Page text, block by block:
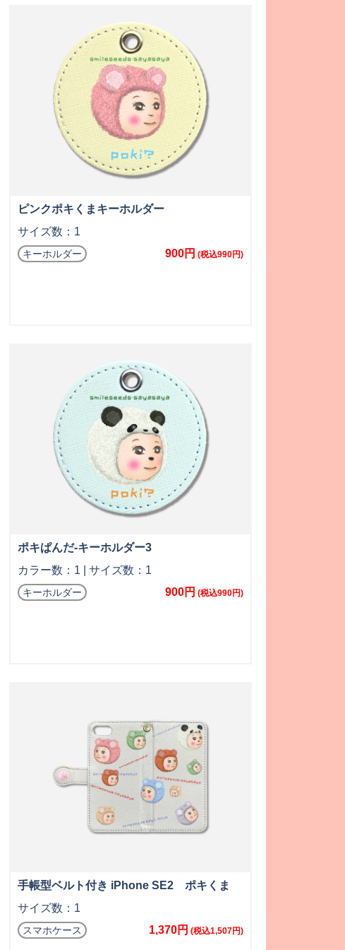
ピンクポキくまキーホルダー
サイズ数：1
キーホルダー 900円 (税込990円)
ポキぱんだ-キーホルダー3
カラー数：1 | サイズ数：1
キーホルダー 900円 (税込990円)
手帳型ベルト付き iPhone SE2 ポキくま
サイズ数：1
スマホケース 1,370円 (税込1,507円)